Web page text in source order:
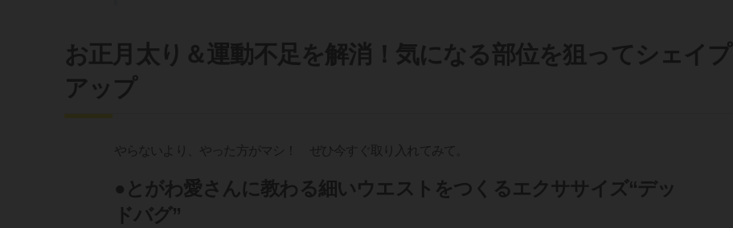
お正月太り＆運動不足を解消！気になる部位を狙ってシェイプ
アップ
やらないより、やった方がマシ！ ぜひ今すぐ取り入れてみて。
●とがわ愛さんに教わる細いウエストをつくるエクササイズ“デッ
ドバグ”